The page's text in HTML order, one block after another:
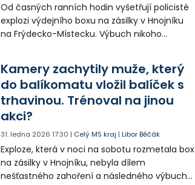
Od časných ranních hodin vyšetřují policisté
explozi výdejního boxu na zásilky v Hnojníku
na Frýdecko-Místecku. Výbuch nikoho
Kamery zachytily muže, který
do balíkomatu vložil balíček s
trhavinou. Trénoval na jinou
akci?
31. ledna 2026 17:30 | Celý MS kraj |Libor Běčák
Exploze, která v noci na sobotu rozmetala box
na zásilky v Hnojníku, nebyla dílem
nešťastného zahoření a následného výbuchu